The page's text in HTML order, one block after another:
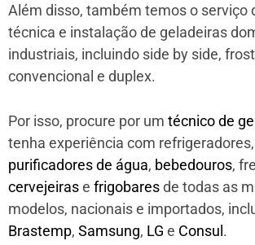
Além disso, também temos o serviço
técnica e instalação de geladeiras
industriais, incluindo side by side,
convencional e duplex.
Por isso, procure por um técnico de
tenha experiência com refrigeradores,
purificadores de água, bebedouros,
cervejeirase frigobaresde todas as
modelos, nacionais e importados,
Brastemp, Samsung, LG e Consul .